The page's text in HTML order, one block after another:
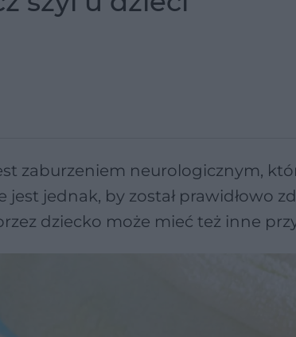
zaburzeniem neurologicznym,
jednak, by został prawidłowo
dziecko może mieć też inne